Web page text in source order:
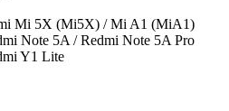
Mi 5X (Mi5X) / Mi A1 (MiA1)
Note 5A / Redmi Note 5A Pro
Y1 Lite